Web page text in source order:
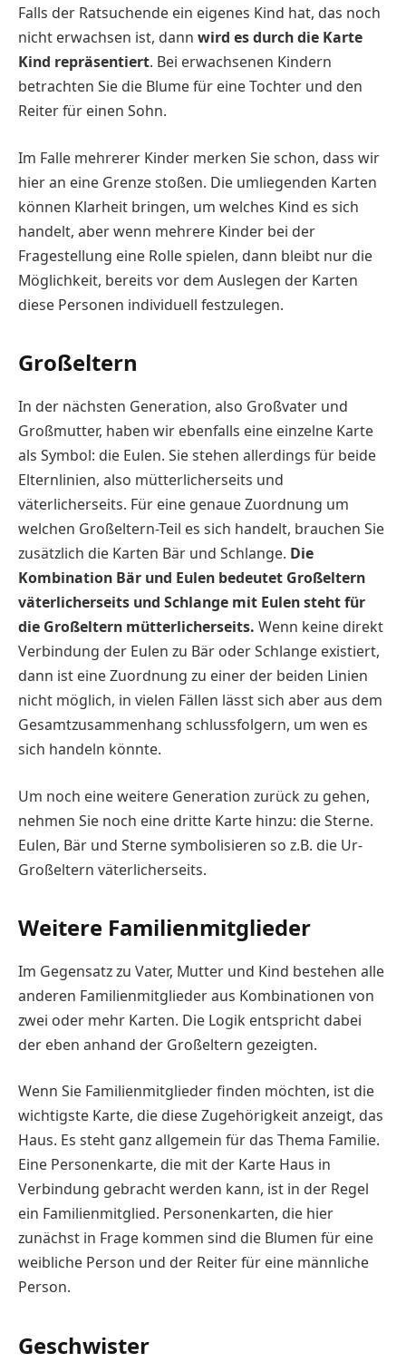
Falls der Ratsuchende ein eigenes Kind hat, das noch
nicht erwachsen ist, dann wird es durch die Karte
Kind repräsentiert. Bei erwachsenen Kindern
betrachten Sie die Blume für eine Tochter und den
Reiter für einen Sohn.
Im Falle mehrerer Kinder merken Sie schon, dass wir
hier an eine Grenze stoßen. Die umliegenden Karten
können Klarheit bringen, um welches Kind es sich
handelt, aber wenn mehrere Kinder bei der
Fragestellung eine Rolle spielen, dann bleibt nur die
Möglichkeit, bereits vor dem Auslegen der Karten
diese Personen individuell festzulegen.
Großeltern
In der nächsten Generation, also Großvater und
Großmutter, haben wir ebenfalls eine einzelne Karte
als Symbol: die Eulen. Sie stehen allerdings für beide
Elternlinien, also mütterlicherseits und
väterlicherseits. Für eine genaue Zuordnung um
welchen Großeltern-Teil es sich handelt, brauchen Sie
zusätzlich die Karten Bär und Schlange. Die
Kombination Bär und Eulen bedeutet Großeltern
väterlicherseits und Schlange mit Eulen steht für
die Großeltern mütterlicherseits. Wenn keine direkt
Verbindung der Eulen zu Bär oder Schlange existiert,
dann ist eine Zuordnung zu einer der beiden Linien
nicht möglich, in vielen Fällen lässt sich aber aus dem
Gesamtzusammenhang schlussfolgern, um wen es
sich handeln könnte.
Um noch eine weitere Generation zurück zu gehen,
nehmen Sie noch eine dritte Karte hinzu: die Sterne.
Eulen, Bär und Sterne symbolisieren so z.B. die Ur-
Großeltern väterlicherseits.
Weitere Familienmitglieder
Im Gegensatz zu Vater, Mutter und Kind bestehen alle
anderen Familienmitglieder aus Kombinationen von
zwei oder mehr Karten. Die Logik entspricht dabei
der eben anhand der Großeltern gezeigten.
Wenn Sie Familienmitglieder finden möchten, ist die
wichtigste Karte, die diese Zugehörigkeit anzeigt, das
Haus. Es steht ganz allgemein für das Thema Familie.
Eine Personenkarte, die mit der Karte Haus in
Verbindung gebracht werden kann, ist in der Regel
ein Familienmitglied. Personenkarten, die hier
zunächst in Frage kommen sind die Blumen für eine
weibliche Person und der Reiter für eine männliche
Person.
Geschwister